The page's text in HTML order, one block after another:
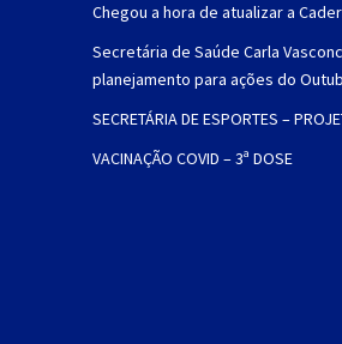
Chegou a hora de atualizar a
Secretária de Saúde Carla
planejamento para ações do
SECRETÁRIA DE ESPORTES –
VACINAÇÃO COVID – 3ª DOSE